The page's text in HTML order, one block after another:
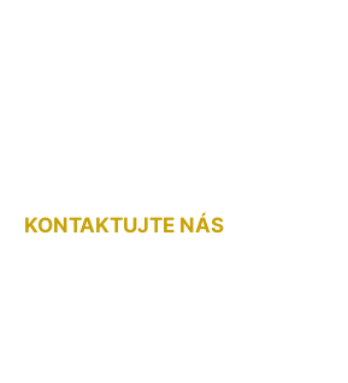
KONTAKTUJTE NÁS